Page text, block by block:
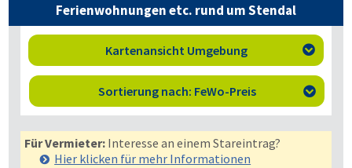
Ferienwohnungen etc. rund um Stendal
Kartenansicht Umgebung 
Sortierung nach: FeWo-Preis 
Für Vermieter: Interesse an einem Stareintrag?
Hier klicken für mehr Informationen